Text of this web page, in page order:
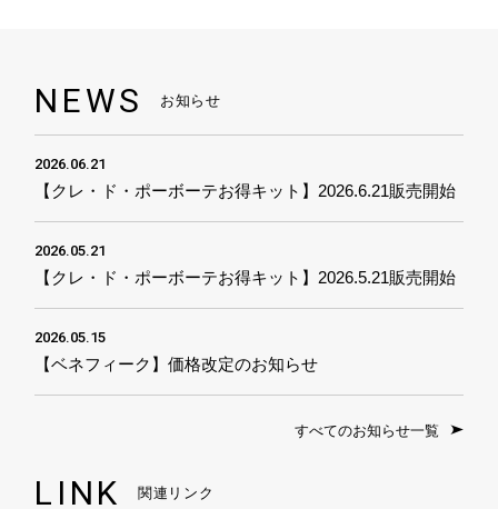
NEWS お知らせ
2026.06.21
【クレ・ド・ポーボーテお得キット】2026.6.21販売開始
2026.05.21
【クレ・ド・ポーボーテお得キット】2026.5.21販売開始
2026.05.15
【ベネフィーク】価格改定のお知らせ
すべてのお知らせ一覧
LINK 関連リンク